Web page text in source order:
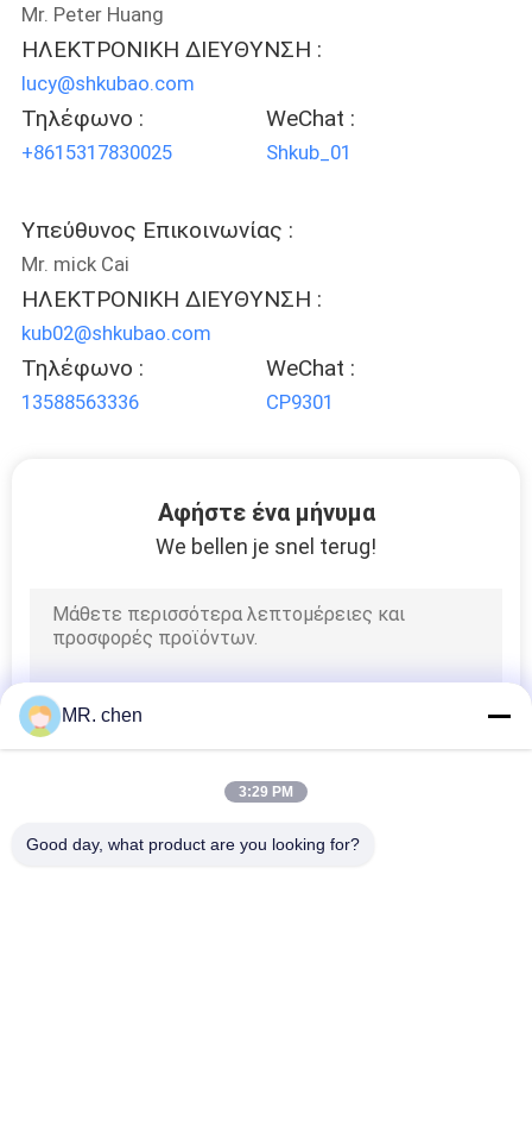
Mr. Peter Huang
ΗΛΕΚΤΡΟΝΙΚΗ ΔΙΕΥΘΥΝΣΗ :
lucy@shkubao.com
Τηλέφωνο :
+8615317830025
WeChat :
Shkub_01
Υπεύθυνος Επικοινωνίας :
Mr. mick Cai
ΗΛΕΚΤΡΟΝΙΚΗ ΔΙΕΥΘΥΝΣΗ :
kub02@shkubao.com
Τηλέφωνο :
13588563336
WeChat :
CP9301
Αφήστε ένα μήνυμα
We bellen je snel terug!
MR. chen
3:29 PM
Good day, what product are you looking for?